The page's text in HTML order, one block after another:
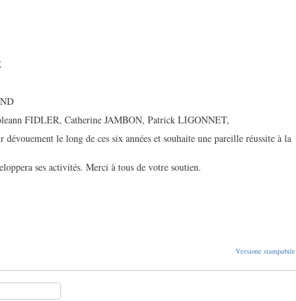
FIDLER, Catherine JAMBON, Patrick LIGONNET,
le long de ces six années et souhaite une pareille réussite à la
ses activités. Merci à tous de votre soutien.
Versione stampabile